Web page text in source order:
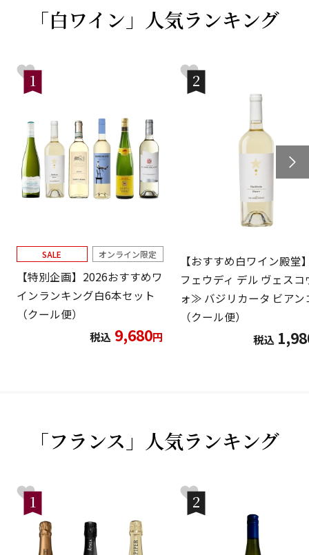
「白ワイン」人気ランキング
1
SALE オンライン限定
【特別企画】2026おすすめワ
インランキング白6本セット
（クール便）
税込 9,680円
2
【おすすめ白ワイン殿
フェウディ デル ヴェスコ
ォ≫ バジリカータ ビアン
（クール便）
税込
「フランス」人気ランキング
1 2